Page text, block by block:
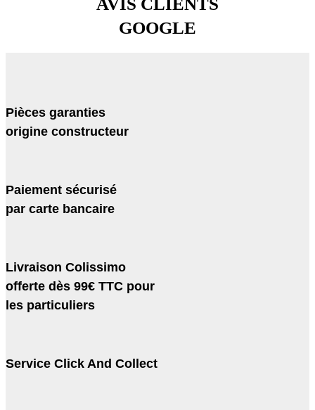
AVIS CLIENTS
GOOGLE
Pièces garanties
origine constructeur
Paiement sécurisé
par carte bancaire
Livraison Colissimo
offerte dès 99€ TTC pour
les particuliers
Service Click And Collect